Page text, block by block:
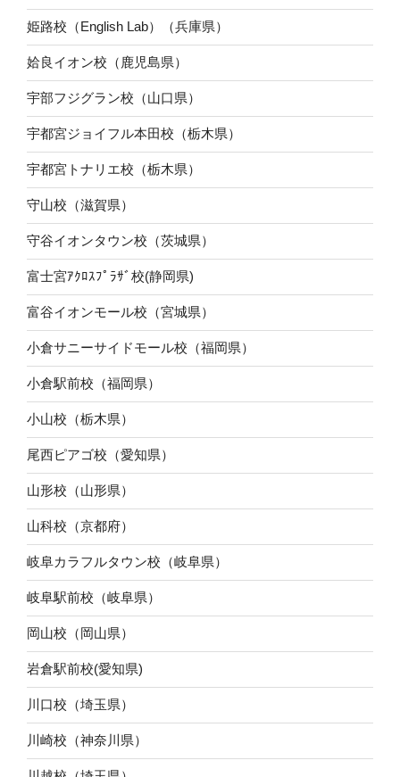
姫路校（English Lab）（兵庫県）
姶良イオン校（鹿児島県）
宇部フジグラン校（山口県）
宇都宮ジョイフル本田校（栃木県）
宇都宮トナリエ校（栃木県）
守山校（滋賀県）
守谷イオンタウン校（茨城県）
富士宮ｱｸﾛｽﾌﾟﾗｻﾞ校(静岡県)
富谷イオンモール校（宮城県）
小倉サニーサイドモール校（福岡県）
小倉駅前校（福岡県）
小山校（栃木県）
尾西ピアゴ校（愛知県）
山形校（山形県）
山科校（京都府）
岐阜カラフルタウン校（岐阜県）
岐阜駅前校（岐阜県）
岡山校（岡山県）
岩倉駅前校(愛知県)
川口校（埼玉県）
川崎校（神奈川県）